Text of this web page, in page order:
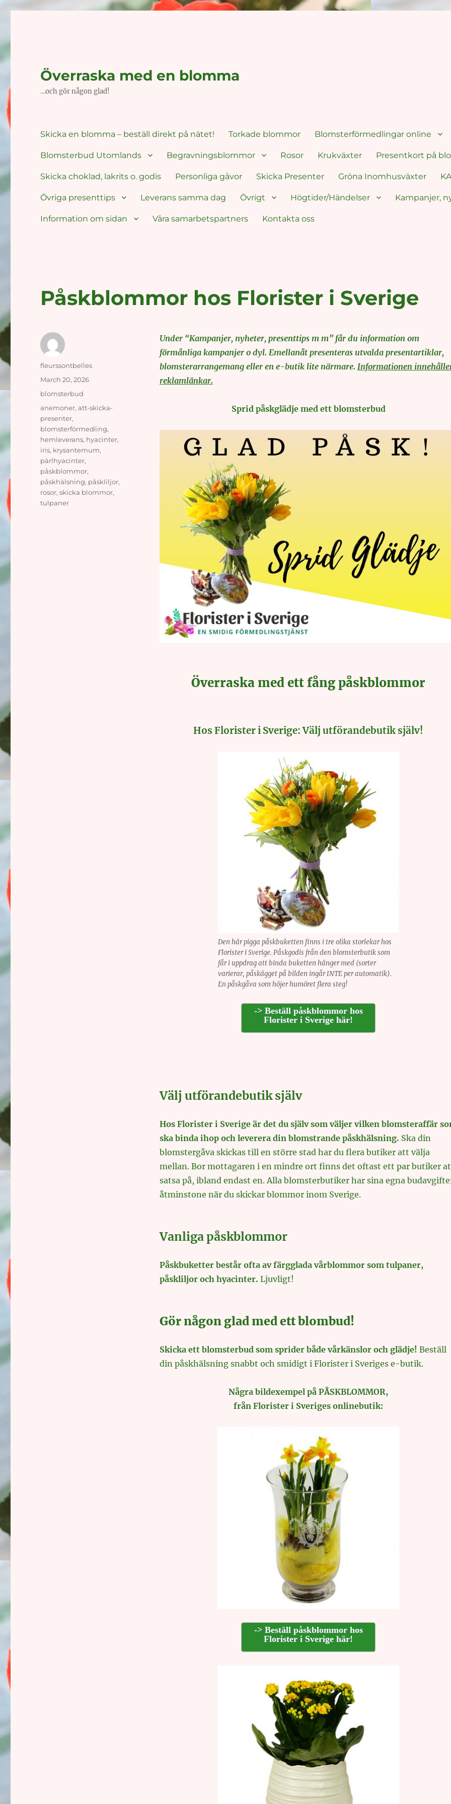
Överraska med en blomma
…och gör någon glad!
Skicka en blomma – beställ direkt på nätet! Torkade blommor Blomsterförmedlingar online
Blomsterbud Utomlands Begravningsblommor Rosor Krukväxter Presentkort på
Skicka choklad, lakrits o. godis Personliga gåvor Skicka Presenter Gröna Inomhusväxter
Övriga presenttips Leverans samma dag Övrigt Högtider/Händelser Kampanjer,
Information om sidan Våra samarbetspartners Kontakta oss
Påskblommor hos Florister i Sverige
Under “Kampanjer, nyheter, presenttips m m” får du information om
förmånliga kampanjer o dyl. Emellanåt presenteras utvalda presentartiklar,
blomsterarrangemang eller en e-butik lite närmare. Informationen
reklamlänkar.
Sprid påskglädje med ett blomsterbud
Överraska med ett fång påskblommor
Hos Florister i Sverige: Välj utförandebutik själv!
Den här pigga påskbuketten finns i tre olika storlekar hos
Florister i Sverige. Påskgodis från den blomsterbutik som
får i uppdrag att binda buketten hänger med (sorter
varierar, påskägget på bilden ingår INTE per automatik).
En påskgåva som höjer humöret flera steg!
-> Beställ påskblommor hos
Florister i Sverige här!
Välj utförandebutik själv
Hos Florister i Sverige är det du själv som väljer vilken blomsteraffär
ska binda ihop och leverera din blomstrande påskhälsning. Ska din
blomstergåva skickas till en större stad har du flera butiker att välja
mellan. Bor mottagaren i en mindre ort finns det oftast ett par butiker
satsa på, ibland endast en. Alla blomsterbutiker har sina egna
åtminstone när du skickar blommor inom Sverige.
Vanliga påskblommor
Påskbuketter består ofta av färgglada vårblommor som tulpaner,
påskliljor och hyacinter. Ljuvligt!
Gör någon glad med ett blombud!
Skicka ett blomsterbud som sprider både vårkänslor och glädje! Beställ
din påskhälsning snabbt och smidigt i Florister i Sveriges e-butik.
Några bildexempel på PÅSKBLOMMOR,
från Florister i Sveriges onlinebutik:
-> Beställ påskblommor hos
Florister i Sverige här!
Author
fleurssontbelles
Posted
on
March 20, 2026
Categories
blomsterbud
Tags
anemoner,att-skicka-
presenter,
blomsterförmedling,
hemleverans, hyacinter,
iris, krysantemum,
pärlhyacinter,
påskblommor,
påskhälsning, påskliljor,
rosor,skicka blommor,
tulpaner